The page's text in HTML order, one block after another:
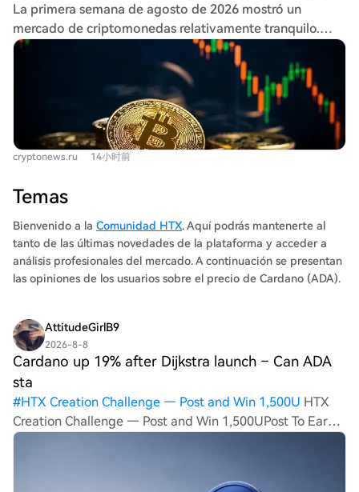
el 9 de agosto un proceso de verificación de historial de
trading de 75 días para un mercado de futuros regulado
en CME, paso relevante para un potencial ETF spot
avanza hacia la era Dijkstra. Los analistas subrayan que,
más que la magnitud del aumento, lo clave es "quién
compra y por qué". Observan una posible rotación de
capital desde memecoins hacia proyectos de capa 1 de
que podría indicar el inicio de una temporada alcista
para los altcoins.
La primera semana de agosto de 2026 mostró un
mercado de criptomonedas relativamente tranquilo.
Bitcoin ($BTC) registró una leve subida del 2,35%,
aunque se mantiene estancado alrededor de los $65,000
con baja volatilidad. Factores como los datos de empleo
en EE.UU., que reducen la expectativa de recortes de
tasas, limitaron su crecimiento. Sin embargo, los ETF
spot de bitcoin atrajeron la mayor entrada de capitales
desde abril. Ethereum ($ETH) también tuvo un
$1,900. Una noticia positiva fue que más del 34% de su
oferta total está ahora en staking. Al igual que con
bitcoin, sus ETF spot continuaron recibiendo fuertes
entradas de dinero. Cardano ($ADA) fue la excepción
destacada, liderando las ganancias con un aumento de
significativa de grandes inversores y a que alcanzó un
récord de descentralización en su red. Avalanche
($AVAX) y Aptos ($APT) presentaron noticias de
adopción y actualizaciones técnicas respectivamente,
aunque con un impacto limitado en sus precios durante
la semana. En general, el mercado inicia agosto con
cautela, manteniendo la atención en los indicadores
cryptonews.ru 14小时前
Temas
Bienvenido a la Comunidad HTX. Aquí podrás mantenerte al
tanto de las últimas novedades de la plataforma y acceder a
análisis profesionales del mercado. A continuación se presentan
las opiniones de los usuarios sobre el precio de Cardano (ADA).
AttitudeGirlB9
2026-8-8
Cardano up 19% after Dijkstra launch – Can ADA
sta
#HTX Creation Challenge — Post and Win 1,500U HTX
Creation Challenge — Post and Win 1,500UPost To Earn
Bonus Post To Earn BonusCardano up 19% after Dijkstra